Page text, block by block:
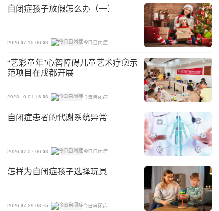
家长应该为家庭成员提供一些能减少孩子的焦虑或者
行为问题并增加他的参与度的策略。帮助他们了解自
闭症孩子是否需要冷静的对话，以及他是否偏爱被拥
抱或亲吻。也可以向家庭成员提供其他建议，以顺利
度过假期。
如果自闭症孩子有特殊饮食需求，请确保他能够吃到
喜欢的食物。即使孩子没有特别的饮食限定，也要注
意摄入的糖量。请尽量帮助他保持规律的睡眠和饮食
总之，家长应该充分了解自闭症孩子。要了解他可以
接受多少噪音和其他感官输入。知道他的焦虑程度和
需要做的准备工作。了解孩子的恐惧和那些能够让他
更加快乐的事情。请提前计划，不要压力，一切都是
为了度过一个美好的假期。
自闭症孩子放假怎么办（一）
2026-07-15 06:03 今日自闭症
“艺彩童年”心智障碍儿童艺术疗愈示
范项目在成都开展
2023-10-01 18:53 今日自闭症
自闭症患者的代谢系统异常
2026-07-07 06:08 今日自闭症
怎样为自闭症孩子选择玩具
2026-07-29 03:45 今日自闭症